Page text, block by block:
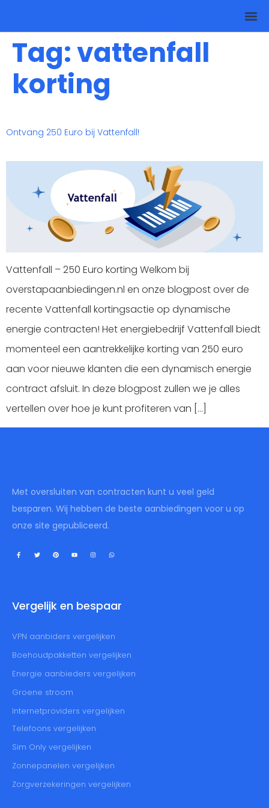
Tag:vattenfall
korting
Ontvang 250 Euro bij Vattenfall!
Vattenfall – 250 Euro korting Welkom bij
overstapaanbiedingen.nl en onze blogpost over de
recente Vattenfall kortingsactie op dynamische
energie contracten! Het energiebedrijf Vattenfall biedt
momenteel een aantrekkelijke korting van 250 euro
aan voor nieuwe klanten die een dynamisch energie
contract afsluit. In deze blogpost zullen we je alles
vertellen over hoe je kunt profiteren van […]
Met oversluiten van contracten kunt u veel geld
besparen. Wij hebben de beste aanbiedingen voor u op
onze site gepubliceerd.
Vergelijk en bespaar
VPN aanbiders vergelijken
Boehoudpakketten vergelijken
Energie aanbieders vergelijken
Groene stroom
Internetproviders vergelijken
Telefoons vergelijken
Sim Only vergelijken
Zonnepanelen vergelijken
Zorgverzekeringen vergelijken